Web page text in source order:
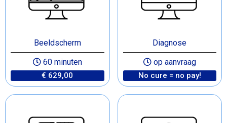
Beeldscherm
60 minuten
€ 629,00
Diagnose
op aanvraag
No cure = no pay!